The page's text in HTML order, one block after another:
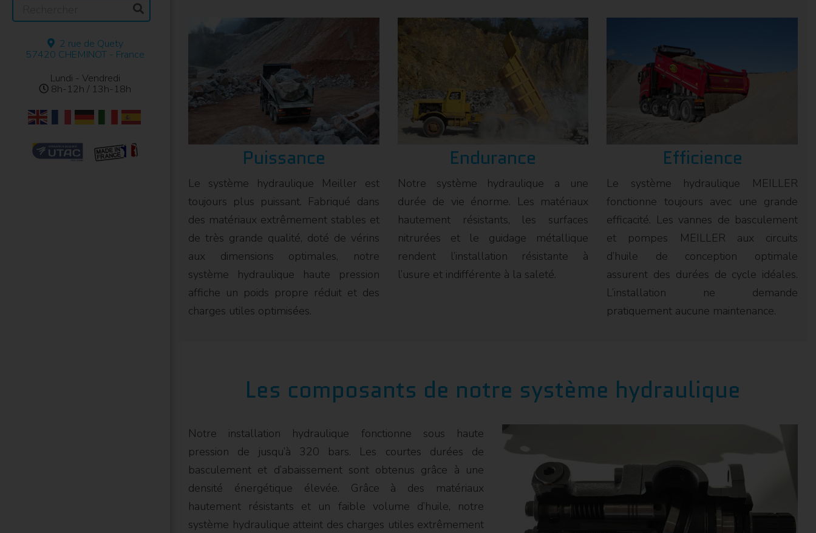
:
2 rue de Quety
57420 CHEMINOT - France
Lundi - Vendredi
8h-12h / 13h-18h
Puissance
Le système hydraulique Meiller est
toujours plus puissant. Fabriqué dans
des matériaux extrêmement stables et
de très grande qualité, doté de vérins
aux dimensions optimales, notre
système hydraulique haute pression
affiche un poids propre réduit et des
charges utiles optimisées.
Endurance
Notre système hydraulique a une
durée de vie énorme. Les matériaux
hautement résistants, les surfaces
nitrurées et le guidage métallique
rendent l’installation résistante à
l’usure et indifférente à la saleté.
Efficience
Le système hydraulique MEILLER
fonctionne toujours avec une grande
efficacité. Les vannes de basculement
et pompes MEILLER aux circuits
d’huile de conception optimale
assurent des durées de cycle idéales.
L’installation ne demande
pratiquement aucune maintenance.
Les composants de notre système hydraulique
Notre installation hydraulique fonctionne sous haute
pression de jusqu’à 320 bars. Les courtes durées de
basculement et d’abaissement sont obtenus grâce à une
densité énergétique élevée. Grâce à des matériaux
hautement résistants et un faible volume d’huile, notre
système hydraulique atteint des charges utiles extrêmement